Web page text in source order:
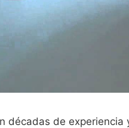
décadas de